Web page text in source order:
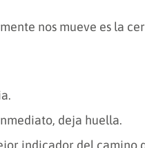
nos mueve es la
deja huella.
indicador del camino